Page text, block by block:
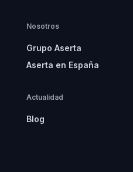
Nosotros
Grupo Aserta
Aserta en España
Actualidad
Blog